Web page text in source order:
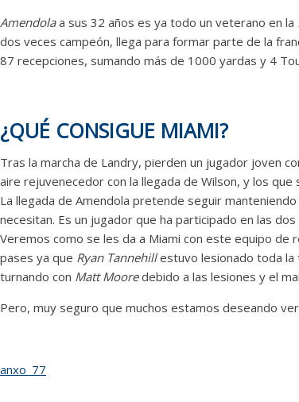
Amendolaa sus 32 años es ya todo un veterano en la
dos veces campeón, llega para formar parte de la
87 recepciones, sumando más de 1000 yardas y 4
¿QUÉ CONSIGUE MIAMI?
Tras la marcha de Landry, pierden un jugador joven
aire rejuvenecedor con la llegada de Wilson, y los que
La llegada de Amendola pretende seguir
necesitan. Es un jugador que ha participado en las
Veremos como se les da a Miami con este equipo
pases ya que Ryan Tannehillestuvo lesionado toda la
turnando con Matt Mooredebido a las lesiones y el
Pero, muy seguro que muchos estamos deseando
anxo_77